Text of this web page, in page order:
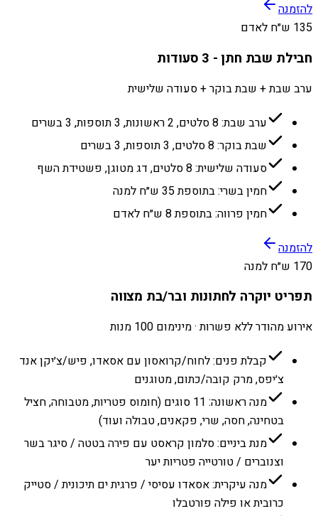
להזמנה
135 ש״ח לאדם
חבילת שבת חתן - 3 סעודות
ערב שבת + שבת בוקר + סעודה שלישית
ערב שבת: 8 סלטים, 2 ראשונות, 3 תוספות, 3 בשרים
שבת בוקר: 8 סלטים, 3 תוספות, 3 בשרים
סעודה שלישית: 8 סלטים, דג מטוגן, פשטידת השף
חמין בשרי: בתוספת 35 ש״ח למנה
חמין פרווה: בתוספת 8 ש״ח לאדם
להזמנה
170 ש״ח למנה
תפריט יוקרה לחתונות ובר/בת מצווה
אירוע מהודר ללא פשרות · מינימום 100 מנות
קבלת פנים: לחוח/קרואסון עם אסאדו, פיש/צ׳יקן אנד
צ׳יפס, מרק קובה/כתום, מטוגנים
מנה ראשונה: 11 סוגים (חומוס פטריות, מטבוחה, חציל
בטחינה, חסה, שרי, פקאנים, טבולה ועוד)
מנת ביניים: סלמון קראסט עם פירה בטטה / סיגר בשר
וצנוברים / טורטייה פטריות יער
מנה עיקרית: אסאדו עסיסי / פרגית ים תיכונית / סטייק
כרובית או פילה פורטבלו